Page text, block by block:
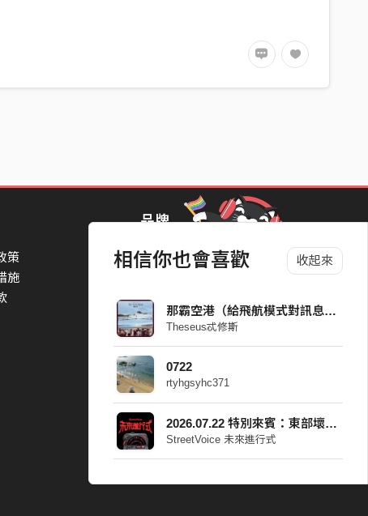
相信你也會喜歡 收起來
那霸空港（給飛航模式對訊息焦慮的乘客）
Theseus忒修斯
0722
rtyhgsyhc371
2026.07.22 特別來賓：東部壞男孩
StreetVoice 未來進行式
策
施
品牌
StreetVoice Awards 街聲音樂獎
Blow 吹音樂
Packer 派歌
SimpleLife 簡單生活節
ParkPark Carnival
一起比 YEAH 吧